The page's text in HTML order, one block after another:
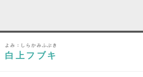
よみ：しらかみふぶき
白上フブキ